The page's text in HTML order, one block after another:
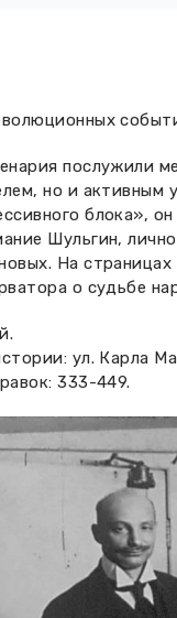
послужили
но и
блока»,
Шульгин,
На
о судьбе
ул. Карла
333-449.